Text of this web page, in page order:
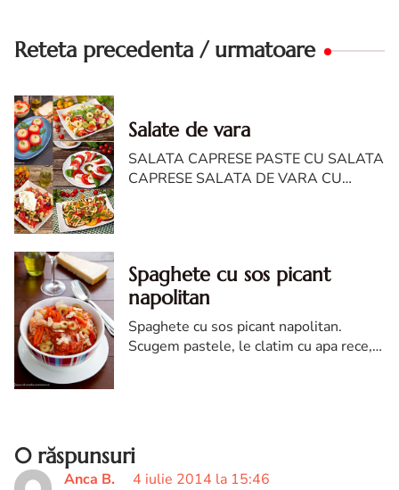
Reteta precedenta / urmatoare
Salate de vara
SALATA CAPRESE PASTE CU SALATA
CAPRESE SALATA DE VARA CU
Spaghete cu sos picant
napolitan
Spaghete cu sos picant napolitan.
Scugem pastele, le clatim cu apa rece,
0 răspunsuri
Anca B. 4 iulie 2014 la 15:46